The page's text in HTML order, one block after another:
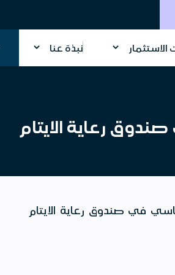
نبذة عنا
رعاية الايتام
في صندوق رعاية الايتام